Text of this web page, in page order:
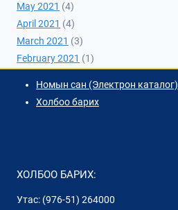
May 2021 (4)
April 2021 (4)
March 2021 (3)
February 2021 (1)
Номын сан (Электрон каталог)
Холбоо барих
ХОЛБОО БАРИХ:
Утас: (976-51) 264000